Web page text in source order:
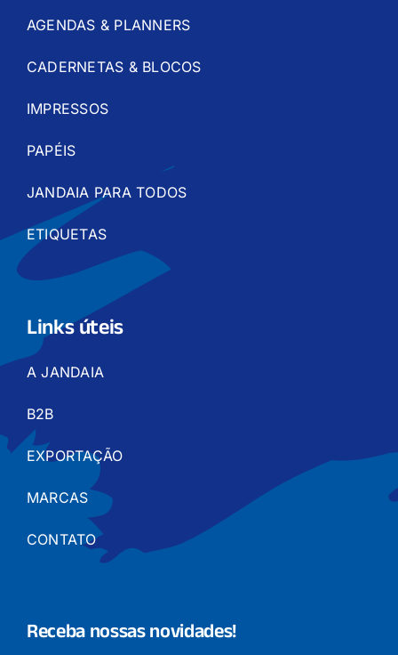
AGENDAS & PLANNERS
CADERNETAS & BLOCOS
IMPRESSOS
PAPÉIS
JANDAIA PARA TODOS
ETIQUETAS
Links úteis
A JANDAIA
B2B
EXPORTAÇÃO
MARCAS
CONTATO
Receba nossas novidades!